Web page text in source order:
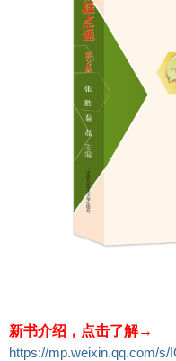
新书介绍，点击了解→
https://mp.weixin.qq.com/